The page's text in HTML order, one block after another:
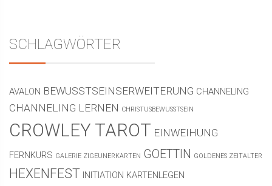
SCHLAGWÖRTER
AVALON BEWUSSTSEINSERWEITERUNG CHANNELING
CHANNELING LERNEN CHRISTUSBEWUSSTSEIN
CROWLEY TAROT EINWEIHUNG
FERNKURS GALERIE ZIGEUNERKARTEN GOETTIN GOLDENES ZEITALTER
HEXENFEST INITIATION KARTENLEGEN